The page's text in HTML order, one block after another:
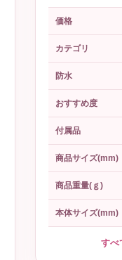
価格
カテゴリ
防水
おすすめ度
付属品
商品サイズ(mm)
商品重量(ｇ)
本体サイズ(mm)
すべ